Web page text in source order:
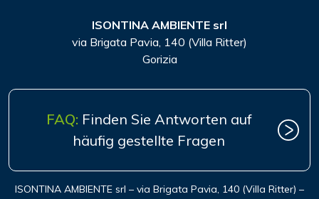
ISONTINA AMBIENTE srl
via Brigata Pavia, 140 (Villa Ritter)
Gorizia
FAQ: Finden Sie Antworten auf
häufig gestellte Fragen
ISONTINA AMBIENTE srl – via Brigata Pavia, 140 (Villa Ritter) –